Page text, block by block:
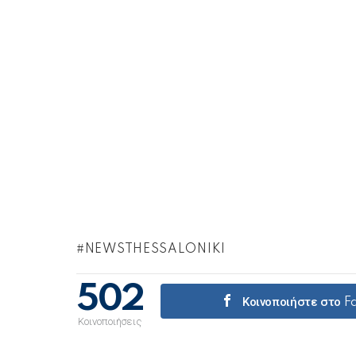
NEWSTHESSALONIKI
502
Κοινοποιήσεις
Κοινοποιήστε στο